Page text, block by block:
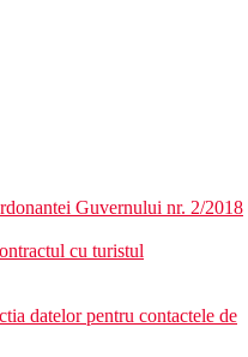
Guvernului nr. 2/2018
cu turistul
datelor pentru contactele de